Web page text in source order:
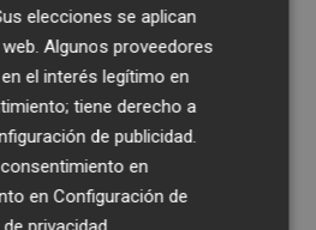
contrarresta los
restaura la energía tras
intensos, como el
aunque no sólo está
puede consumirse
siendo una opción
refrescos del
elecciones se aplican
Algunos proveedores
el interés legítimo en
tiene derecho a
de publicidad.
en
enConfiguración de